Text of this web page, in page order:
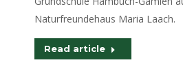
Naturfreundehaus Maria Laach.
Read article